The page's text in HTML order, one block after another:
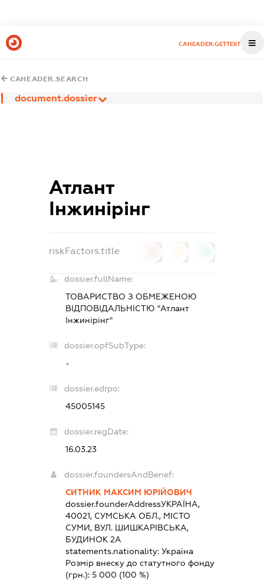
CAHEADER.GETTEST
CAHEADER.SEARCH
document.dossier
Атлант
Інжинірінг
riskFactors.title
dossier.fullName:
ТОВАРИСТВО З ОБМЕЖЕНОЮ
ВІДПОВІДАЛЬНІСТЮ "Атлант
Інжинірінг"
dossier.opfSubType:
-
dossier.edrpo:
45005145
dossier.regDate:
16.03.23
dossier.foundersAndBenef:
СИТНИК МАКСИМ ЮРІЙОВИЧ
dossier.founderAddressУКРАЇНА,
40021, СУМСЬКА ОБЛ., МІСТО
СУМИ, ВУЛ. ШИШКАРІВСЬКА,
БУДИНОК 2А
statements.nationality: Україна
Розмір внеску до статутного фонду
(грн.): 5 000 (100 %)